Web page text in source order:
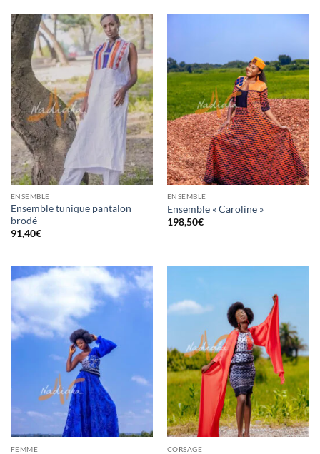
ENSEMBLE
Ensemble tunique pantalon
brodé
91,40€
ENSEMBLE
Ensemble « Caroline »
198,50€
FEMME CORSAGE